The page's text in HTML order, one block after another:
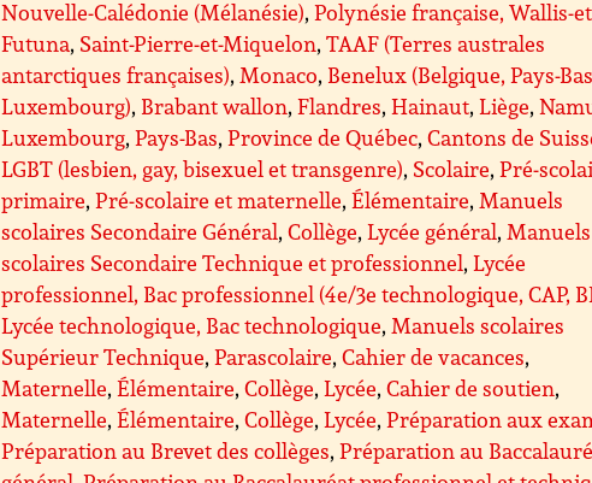
Nouvelle-Calédonie (Mélanésie),Polynésie française, Wallis-
Futuna, Saint-Pierre-et-Miquelon,TAAF (Terres australes
antarctiques françaises), Monaco, Benelux (Belgique, Pays-
Luxembourg), Brabant wallon,Flandres,Hainaut,Liège,
Luxembourg,Pays-Bas,Province de Québec,Cantons de
LGBT (lesbien, gay, bisexuel et transgenre), Scolaire,Pré-
primaire,Pré-scolaire et maternelle,Élémentaire, Manuels
scolaires Secondaire Général,Collège,Lycée général, Manuels
scolaires Secondaire Technique et professionnel,Lycée
professionnel, Bac professionnel (4e/3e technologique, CAP,
Lycée technologique, Bac technologique, Manuels scolaires
Supérieur Technique,Parascolaire,Cahier de vacances,
Maternelle,Élémentaire,Collège,Lycée,Cahier de soutien,
Maternelle,Élémentaire,Collège,Lycée,Préparation aux
Préparation au Brevet des collèges,Préparation au